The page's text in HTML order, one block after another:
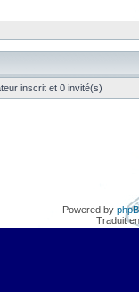
inscrit et 0 invité(s)
Powered by
Traduit